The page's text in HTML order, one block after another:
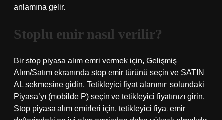
anlamına gelir.
Stoplu emir nasıl verilir?
Bir stop piyasa alım emri vermek için, Gelişmiş
Alım/Satım ekranında stop emir türünü seçin ve SATIN
AL sekmesine gidin. Tetikleyici fiyat alanının solundaki
Piyasa’yı (mobilde P) seçin ve tetikleyici fiyatınızı girin.
Stop piyasa alım emirleri için, tetikleyici fiyat emir